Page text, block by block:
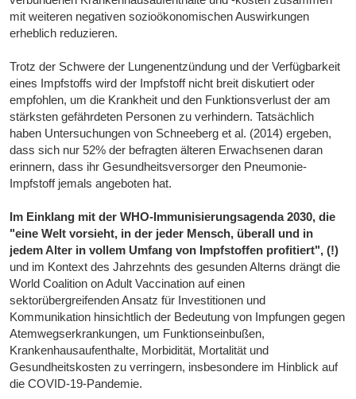
mit weiteren negativen sozioökonomischen Auswirkungen
erheblich reduzieren.
Trotz der Schwere der Lungenentzündung und der Verfügbarkeit
eines Impfstoffs wird der Impfstoff nicht breit diskutiert oder
empfohlen, um die Krankheit und den Funktionsverlust der am
stärksten gefährdeten Personen zu verhindern. Tatsächlich
haben Untersuchungen von Schneeberg et al. (2014) ergeben,
dass sich nur 52% der befragten älteren Erwachsenen daran
erinnern, dass ihr Gesundheitsversorger den Pneumonie-
Impfstoff jemals angeboten hat.
Im Einklang mit der WHO-Immunisierungsagenda 2030, die
"eine Welt vorsieht, in der jeder Mensch, überall und in
jedem Alter in vollem Umfang von Impfstoffen profitiert", (!)
und im Kontext des Jahrzehnts des gesunden Alterns drängt die
World Coalition on Adult Vaccination auf einen
sektorübergreifenden Ansatz für Investitionen und
Kommunikation hinsichtlich der Bedeutung von Impfungen gegen
Atemwegserkrankungen, um Funktionseinbußen,
Krankenhausaufenthalte, Morbidität, Mortalität und
Gesundheitskosten zu verringern, insbesondere im Hinblick auf
die COVID-19-Pandemie.